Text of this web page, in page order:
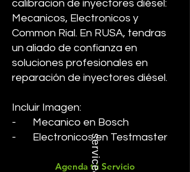
calibracion de inyectores diésel:
Mecanicos, Electronicos y
Common Rial. En RUSA, tendras
un aliado de confianza en
soluciones profesionales en
reparación de inyectores diésel.
Incluir Imagen:
- Mecanico en Bosch
- Electronicos en Testmaster
Agenda tú Servicio
service